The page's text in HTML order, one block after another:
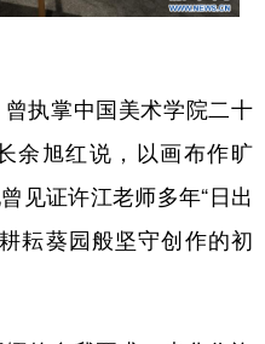
执掌中国美术学院二十
余旭红说，以画布作旷
见证许江老师多年“日出
耘葵园般坚守创作的初